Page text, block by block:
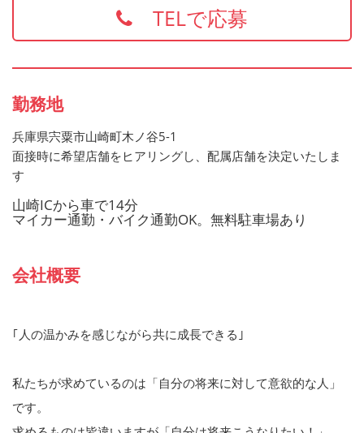
※上記の資格、経験をお持ちの方は給与面などを優遇いた
TELで応募
勤務地
兵庫県宍粟市山崎町木ノ谷5-1
面接時に希望店舗をヒアリングし、配属店舗を決定いたしま
す
山崎ICから車で14分
マイカー通勤・バイク通勤OK。無料駐車場あり
会社概要
｢人の温かみを感じながら共に成長できる｣
私たちが求めているのは「自分の将来に対して意欲的な人」
です。